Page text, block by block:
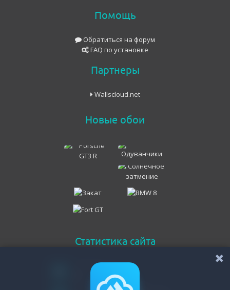
Помощь
Обратиться на форум
FAQ по установке
Партнеры
Wallscloud.net
Новые обои
Статистика сайта
Онлайн всего
Гостей